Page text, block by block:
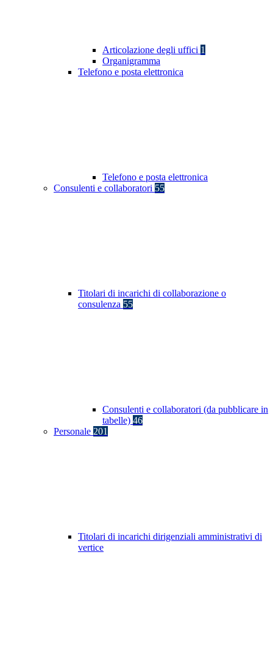
Articolazione degli uffici 1
Organigramma
Telefono e posta elettronica
Telefono e posta elettronica
Consulenti e collaboratori 55
Titolari di incarichi di collaborazione o
consulenza 55
Consulenti e collaboratori (da pubblicare in
tabelle) 46
Personale 201
Titolari di incarichi dirigenziali amministrativi di
vertice